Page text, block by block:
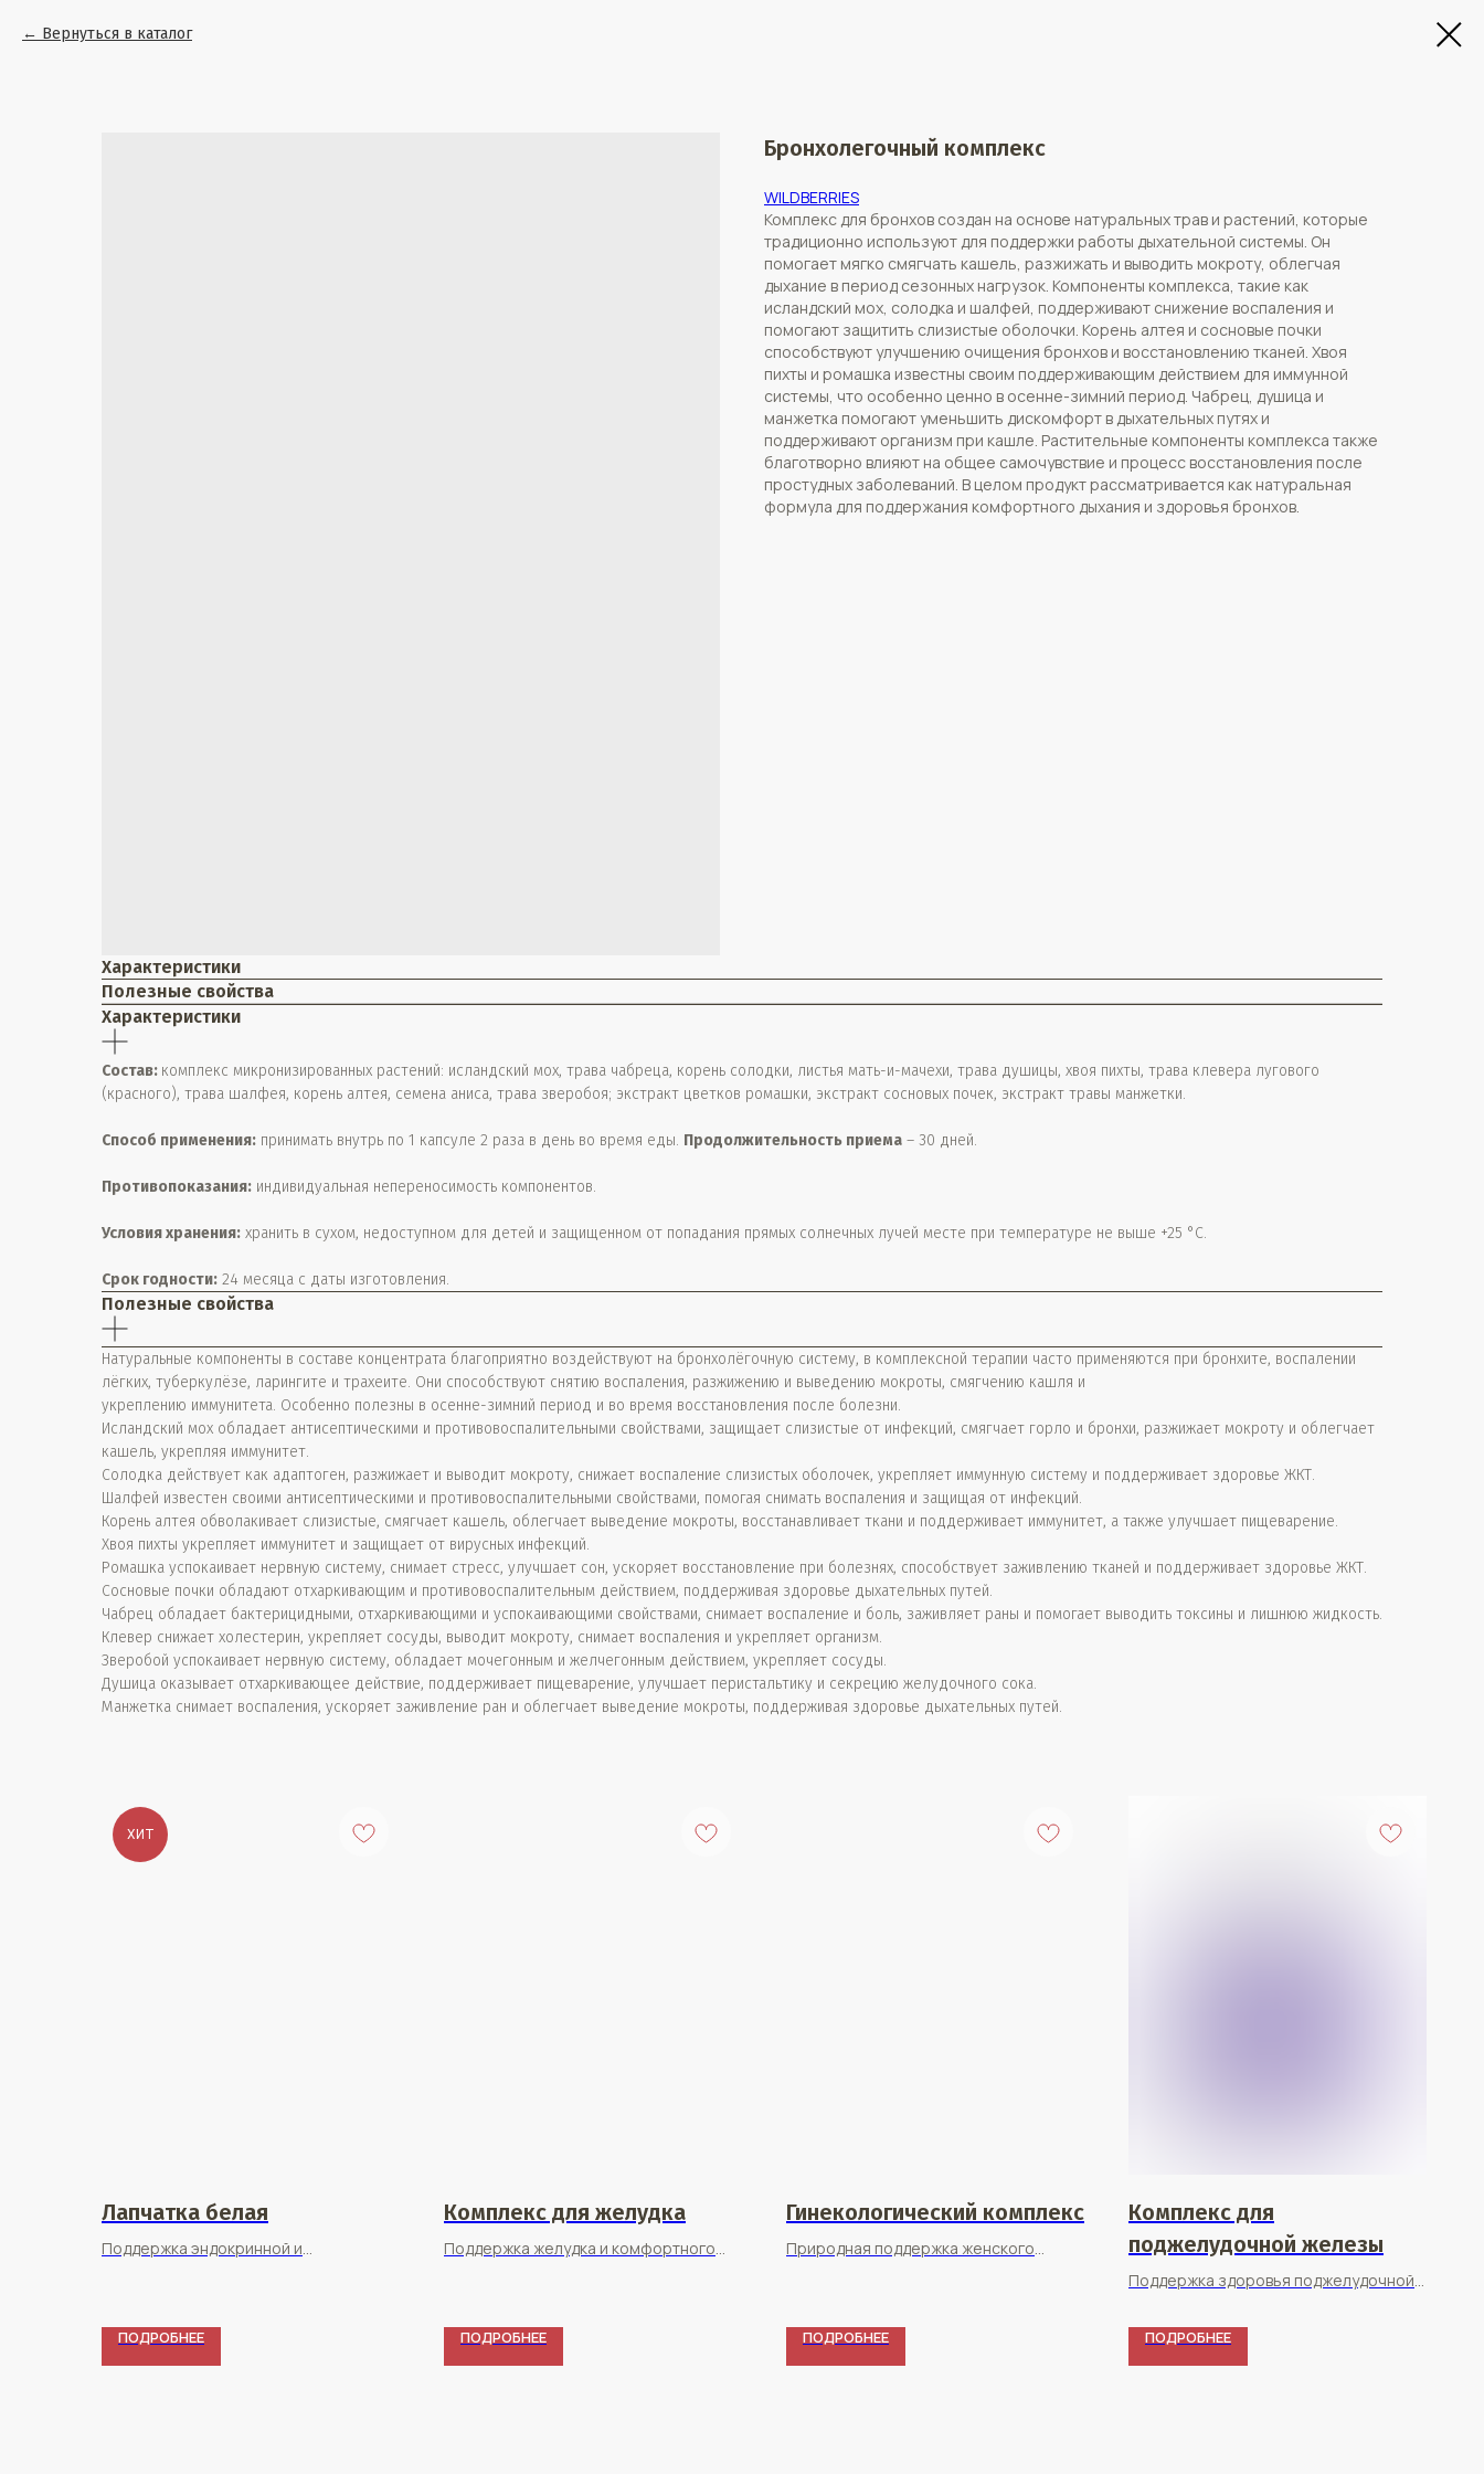
Вернуться в каталог
Бронхолегочный комплекс
WILDBERRIES
Комплекс для бронхов создан на основе натуральных трав и растений, которые
традиционно используют для поддержки работы дыхательной системы. Он
помогает мягко смягчать кашель, разжижать и выводить мокроту, облегчая
дыхание в период сезонных нагрузок. Компоненты комплекса, такие как
исландский мох, солодка и шалфей, поддерживают снижение воспаления и
помогают защитить слизистые оболочки. Корень алтея и сосновые почки
способствуют улучшению очищения бронхов и восстановлению тканей. Хвоя
пихты и ромашка известны своим поддерживающим действием для иммунной
системы, что особенно ценно в осенне-зимний период. Чабрец, душица и
манжетка помогают уменьшить дискомфорт в дыхательных путях и
поддерживают организм при кашле. Растительные компоненты комплекса также
благотворно влияют на общее самочувствие и процесс восстановления после
простудных заболеваний. В целом продукт рассматривается как натуральная
формула для поддержания комфортного дыхания и здоровья бронхов.
Характеристики
Полезные свойства
Характеристики
Состав: комплекс микронизированных растений: исландский мох, трава чабреца, корень солодки, листья мать-и-мачехи, трава душицы, хвоя пихты, трава клевера лугового
(красного), трава шалфея, корень алтея, семена аниса, трава зверобоя; экстракт цветков ромашки, экстракт сосновых почек, экстракт травы манжетки.
Способ применения: принимать внутрь по 1 капсуле 2 раза в день во время еды. Продолжительность приема – 30 дней.
Противопоказания: индивидуальная непереносимость компонентов.
Условия хранения: хранить в сухом, недоступном для детей и защищенном от попадания прямых солнечных лучей месте при температуре не выше +25 °С.
Срок годности: 24 месяца с даты изготовления.
Полезные свойства
Натуральные компоненты в составе концентрата благоприятно воздействуют на бронхолёгочную систему, в комплексной терапии часто применяются при бронхите, воспалении
лёгких, туберкулёзе, ларингите и трахеите. Они способствуют снятию воспаления, разжижению и выведению мокроты, смягчению кашля и
укреплению иммунитета. Особенно полезны в осенне-зимний период и во время восстановления после болезни.
Исландский мох обладает антисептическими и противовоспалительными свойствами, защищает слизистые от инфекций, смягчает горло и бронхи, разжижает мокроту и облегчает
кашель, укрепляя иммунитет.
Солодка действует как адаптоген, разжижает и выводит мокроту, снижает воспаление слизистых оболочек, укрепляет иммунную систему и поддерживает здоровье ЖКТ.
Шалфей известен своими антисептическими и противовоспалительными свойствами, помогая снимать воспаления и защищая от инфекций.
Корень алтея обволакивает слизистые, смягчает кашель, облегчает выведение мокроты, восстанавливает ткани и поддерживает иммунитет, а также улучшает пищеварение.
Хвоя пихты укрепляет иммунитет и защищает от вирусных инфекций.
Ромашка успокаивает нервную систему, снимает стресс, улучшает сон, ускоряет восстановление при болезнях, способствует заживлению тканей и поддерживает здоровье ЖКТ.
Сосновые почки обладают отхаркивающим и противовоспалительным действием, поддерживая здоровье дыхательных путей.
Чабрец обладает бактерицидными, отхаркивающими и успокаивающими свойствами, снимает воспаление и боль, заживляет раны и помогает выводить токсины и лишнюю жидкость.
Клевер снижает холестерин, укрепляет сосуды, выводит мокроту, снимает воспаления и укрепляет организм.
Зверобой успокаивает нервную систему, обладает мочегонным и желчегонным действием, укрепляет сосуды.
Душица оказывает отхаркивающее действие, поддерживает пищеварение, улучшает перистальтику и секрецию желудочного сока.
Манжетка снимает воспаления, ускоряет заживление ран и облегчает выведение мокроты, поддерживая здоровье дыхательных путей.
ХИТ
Лапчатка белая
Поддержка эндокринной и
ПОДРОБНЕЕ
Комплекс для желудка
Поддержка желудка и комфортного
ПОДРОБНЕЕ
Гинекологический комплекс
Природная поддержка женского
ПОДРОБНЕЕ
Комплекс для
поджелудочной железы
Поддержка здоровья поджелудочной
ПОДРОБНЕЕ